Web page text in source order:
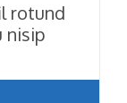
rotund
nisip